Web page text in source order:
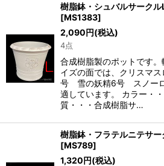
樹脂鉢・シュバルサーク
[MS1383]
2,090円(税込)
4点
合成樹脂製のポットです
イズの面では、クリスマ
号 雪の妖精6号 スノー
適しています。 カラー・
質・・・合成樹脂サ…
樹脂鉢・フラテルニテサ
[MS789]
1,320円(税込)